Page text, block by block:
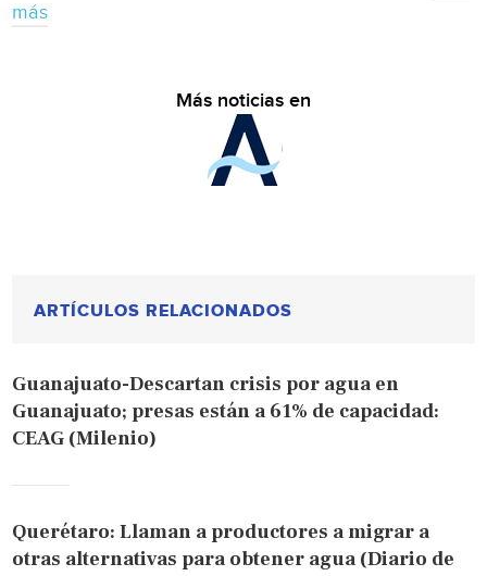
más
Más noticias en
ARTÍCULOS RELACIONADOS
Guanajuato-Descartan crisis por agua en
Guanajuato; presas están a 61% de capacidad:
CEAG (Milenio)
Querétaro: Llaman a productores a migrar a
otras alternativas para obtener agua (Diario de